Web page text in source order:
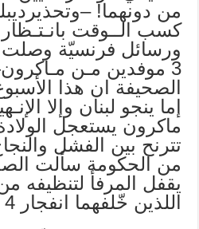
من دونهما!
كسب الــوقت
ورسائل فرنسيّة وصلت
3 موفدين مـن
الصحيفة ان هذا
إما ينجو لبنان وإلا
ماكرون يستعجل
تترنح بين الفشل
من الحكومة سألت
يقفل المرفأ لتنظيفه
اللذين خّلفهما انفجار 4 آب؟